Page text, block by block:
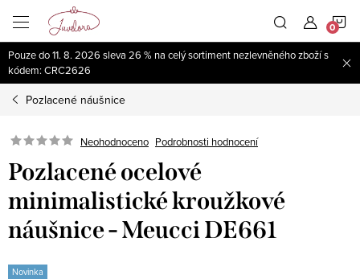
obsah
Pouze do 11. 8. 2026 sleva 26 % na celý sortiment nezlevněného zboží s
kódem: CRC2626
Pozlacené náušnice
Neohodnoceno Podrobnosti hodnocení
Pozlacené ocelové
minimalistické kroužkové
náušnice - Meucci DE661
Novinka